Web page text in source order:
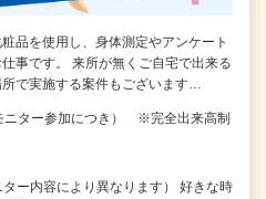
品を使用し、身体測定やアンケート
事です。 来所が無くご自宅で出来る
で実施する案件もございます…
ニター参加につき） ※完全出来高制
ー内容により異なります） 好きな時